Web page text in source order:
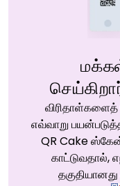
விரிதாள்களைத்
எவ்வாறு
QR Cake
காட்டுவதால்,